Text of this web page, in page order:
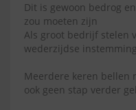
Dit is gewoon bedrog
zou moeten zijn
Als groot bedrijf stelen
wederzijdse instemming
Meerdere keren bellen
ook geen stap verder